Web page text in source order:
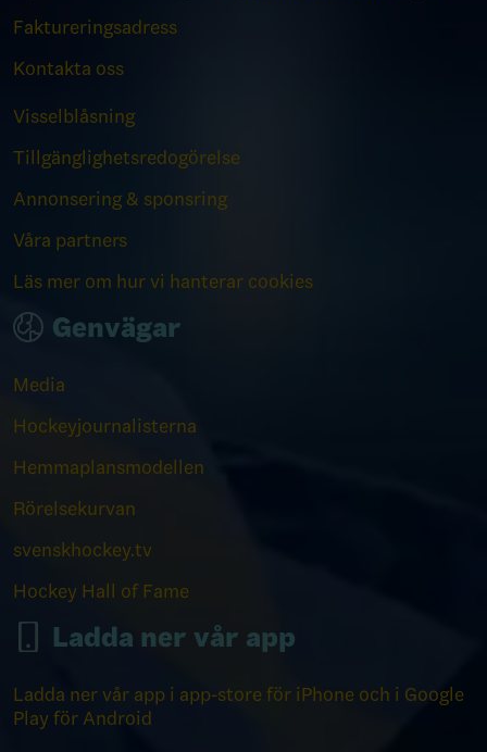
Faktureringsadress
Kontakta oss
Visselblåsning
Tillgänglighetsredogörelse
Annonsering & sponsring
Våra partners
Läs mer om hur vi hanterar cookies
Genvägar
Media
Hockeyjournalisterna
Hemmaplansmodellen
Rörelsekurvan
svenskhockey.tv
Hockey Hall of Fame
Ladda ner vår app
Ladda ner vår app i app-store för iPhone och i Google
Play för Android